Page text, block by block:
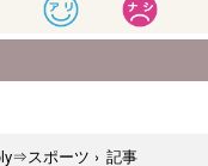
スポーツ › 記事